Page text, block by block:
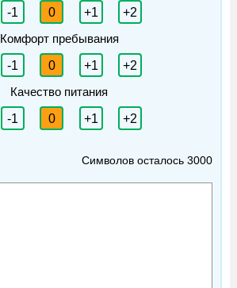
-1 0 +1
+2
Комфорт пребывания
-1 0 +1
+2
Качество питания
-1 0 +1 +2
Символов осталось3000